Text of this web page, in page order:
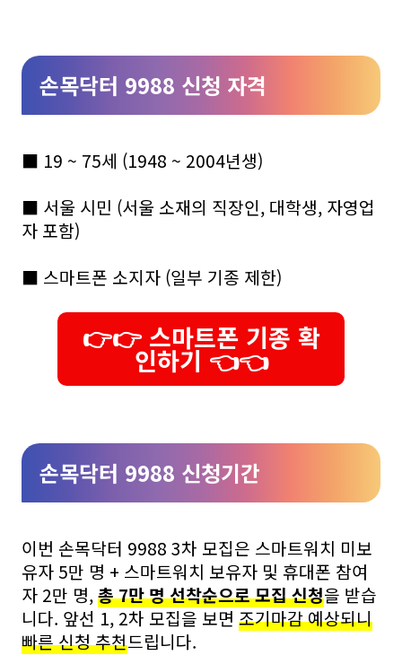
손목닥터 9988 신청 자격
■ 19 ~ 75세 (1948 ~ 2004년생)
■ 서울 시민 (서울 소재의 직장인, 대학생, 자영업
자 포함)
■ 스마트폰 소지자 (일부 기종 제한)
👉👉 스마트폰 기종 확
인하기 👈👈
손목닥터 9988 신청기간
이번 손목닥터 9988 3차 모집은 스마트워치 미보
유자 5만 명 + 스마트워치 보유자 및 휴대폰 참여
자 2만 명,총 7만 명 선착순으로 모집 신청을 받습
니다. 앞선 1, 2차 모집을 보면 조기마감 예상되니
빠른 신청 추천드립니다.